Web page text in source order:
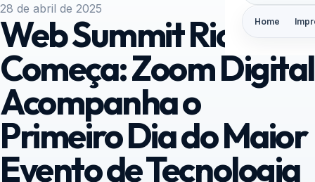
Home
28 de abril de 2025
Web Summit Rio 2025
Começa: Zoom Digital
Acompanha o
Primeiro Dia do Maior
Evento de Tecnologia